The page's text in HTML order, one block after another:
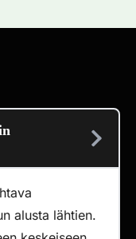
alusta lähtien.